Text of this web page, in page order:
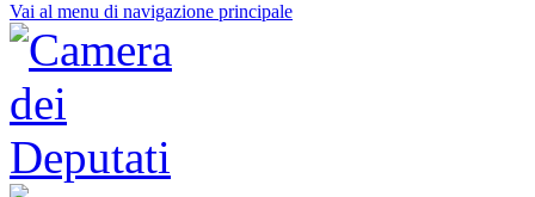
Vai al menu di navigazione principale